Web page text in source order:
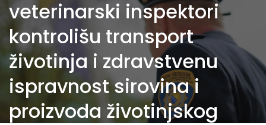
veterinarski inspektori
kontrolišu transport
životinja i zdravstvenu
ispravnost sirovina i
proizvoda životinjskog